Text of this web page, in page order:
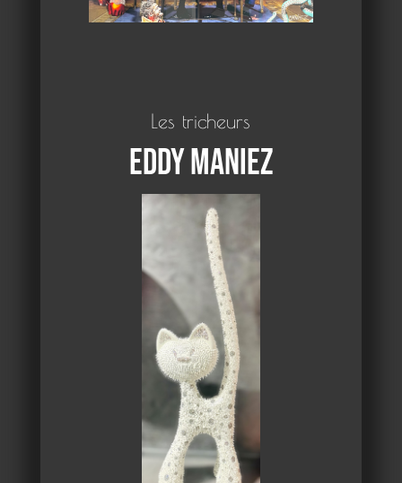
Les tricheurs
Eddy Maniez